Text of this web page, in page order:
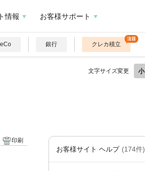
情報 お客様サポート
銀行 クレカ積立
文字サイズ変更
お客様サイト ヘルプ (174件)
印刷